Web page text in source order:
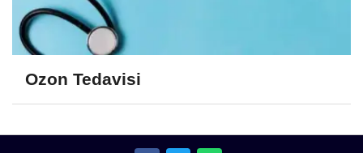
Ozon Tedavisi